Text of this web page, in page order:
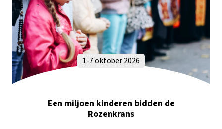
1-7 oktober 2026
Een miljoen kinderen bidden de
Rozenkrans